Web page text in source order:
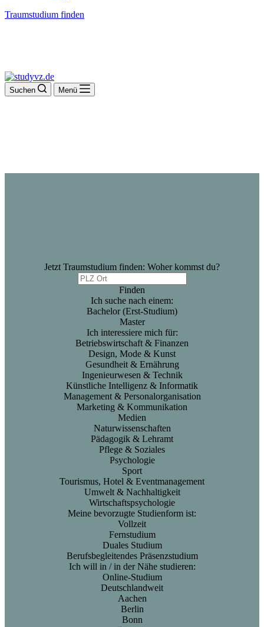
Traumstudium finden
Suchen Menü
Jetzt Traumstudium finden: Woher kommst du?
Finden
Ich suche nach einem:
Bachelor (Erst-Studium)
Master
Ich interessiere mich für:
Betriebswirtschaft & Finanzen
Design, Mode & Kunst
Gesundheit & Ernährung
Ingenieurwesen & Technik
Künstliche Intelligenz & Informatik
Management & Personalorganisation
Marketing & Kommunikation
Medien
Naturwissenschaften
Pädagogik & Lehramt
Pflege & Soziales
Psychologie
Sport
Tourismus, Hotel & Eventmanagement
Umwelt & Nachhaltigkeit
Wirtschaftspsychologie
Meine bevorzugte Studienform ist:
Vollzeit
Fernstudium
Duales Studium
Berufsbegleitendes Präsenzstudium
Ich will in / in der Nähe studieren:
Online-Studium
Deutschlandweit
Aachen
Berlin
Bonn